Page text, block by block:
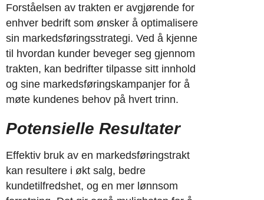
Forståelsen av trakten er avgjørende for
enhver bedrift som ønsker å optimalisere
sin markedsføringsstrategi. Ved å kjenne
til hvordan kunder beveger seg gjennom
trakten, kan bedrifter tilpasse sitt innhold
og sine markedsføringskampanjer for å
møte kundenes behov på hvert trinn.
Potensielle Resultater
Effektiv bruk av en markedsføringstrakt
kan resultere i økt salg, bedre
kundetilfredshet, og en mer lønnsom